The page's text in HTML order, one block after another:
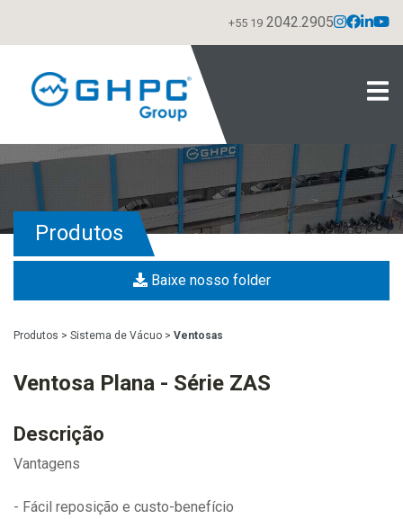
+55 19 2042.2905
Produtos
Baixe nosso folder
Produtos > Sistema de Vácuo > Ventosas
Ventosa Plana - Série ZAS
Descrição
Vantagens
- Fácil reposição e custo-benefício